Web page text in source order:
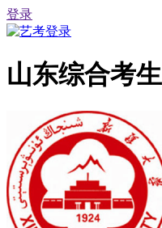
登录
山东综合考